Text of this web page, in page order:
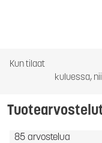
Kun tilaat
kuluessa,
85 arvostelua